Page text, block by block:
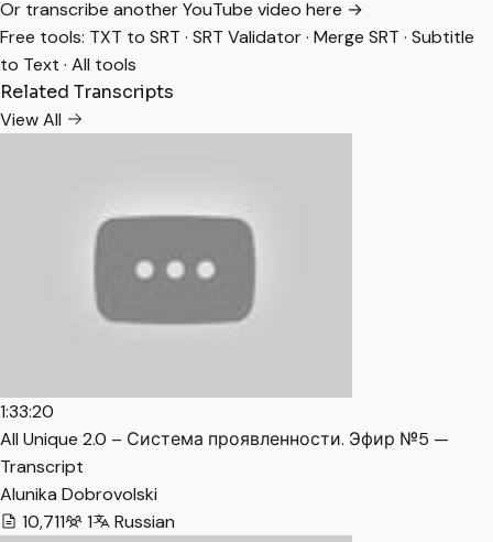
Or transcribe another YouTube video here →
Free tools: TXT to SRT · SRT Validator· Merge SRT · Subtitle
to Text · All tools
Related Transcripts
View All
1:33:20
All Unique 2.0 – Система проявленности. Эфир №5 —
Transcript
Alunika Dobrovolski
10,711
1 Russian